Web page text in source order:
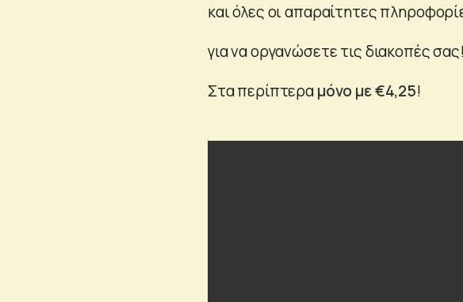
και όλες οι απαραίτητες
για να οργανώσετε τις διακοπές σας!
Στα περίπτεραμόνο με €4,25!